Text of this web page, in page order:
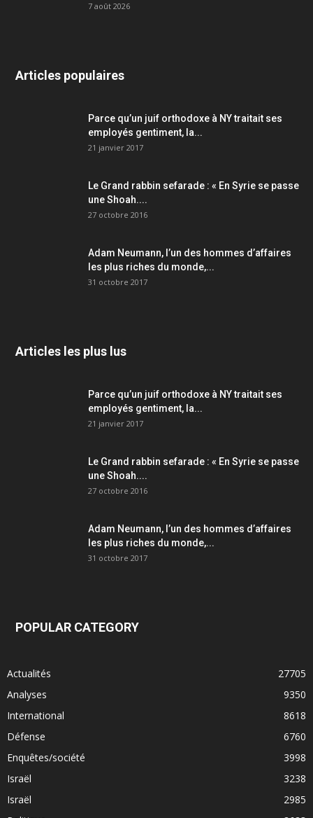
7 août 2026
Articles populaires
Parce qu’un juif orthodoxe à NY traitait ses
employés gentiment, la...
21 janvier 2017
Le Grand rabbin sefarade : « En Syrie se passe
une Shoah....
27 octobre 2016
Adam Neumann, l’un des hommes d’affaires
les plus riches du monde,...
31 octobre 2017
Articles les plus lus
Parce qu’un juif orthodoxe à NY traitait ses
employés gentiment, la...
21 janvier 2017
Le Grand rabbin sefarade : « En Syrie se passe
une Shoah....
27 octobre 2016
Adam Neumann, l’un des hommes d’affaires
les plus riches du monde,...
31 octobre 2017
POPULAR CATEGORY
Actualités
27705
Analyses
9350
International
8618
Défense
6760
Enquêtes/société
3998
Israël
3238
Israël
2985